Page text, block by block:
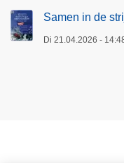
Samen in de
Di 21.04.2026 -